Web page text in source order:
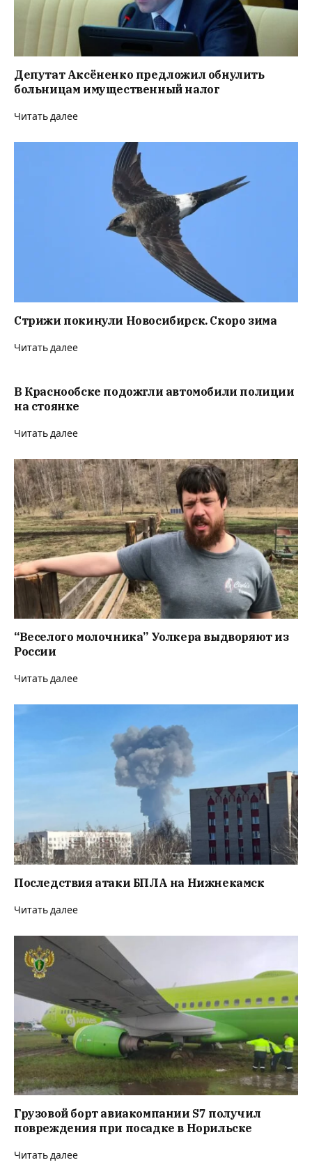
Депутат Аксёненко предложил обнулить
больницам имущественный налог
Читать далее
Стрижи покинули Новосибирск. Скоро зима
Читать далее
В Краснообске подожгли автомобили полиции
на стоянке
Читать далее
“Веселого молочника” Уолкера выдворяют из
России
Читать далее
Последствия атаки БПЛА на Нижнекамск
Читать далее
Грузовой борт авиакомпании S7 получил
повреждения при посадке в Норильске
Читать далее